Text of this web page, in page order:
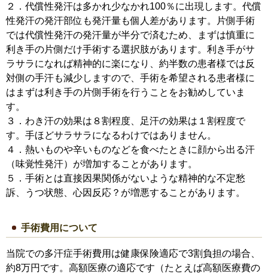
２．代償性発汗は多かれ少なかれ100％に出現します。代償
性発汗の発汗部位も発汗量も個人差があります。片側手術
では代償性発汗の発汗量が半分で済むため、まずは慎重に
利き手の片側だけ手術する選択肢があります。利き手がサ
ラサラになれば精神的に楽になり、約半数の患者様では反
対側の手汗も減少しますので、手術を希望される患者様に
はまずは利き手の片側手術を行うことをお勧めしていま
す。
３．わき汗の効果は８割程度、足汗の効果は１割程度で
す。手ほどサラサラになるわけではありません。
４．熱いものや辛いものなどを食べたときに顔から出る汗
（味覚性発汗）が増加することがあります。
５．手術とは直接因果関係がないような精神的な不定愁
訴、うつ状態、心因反応？が増悪することがあります。
手術費用について
当院での多汗症手術費用は健康保険適応で3割負担の場合、
約8万円です。高額医療の適応です（たとえば高額医療費の